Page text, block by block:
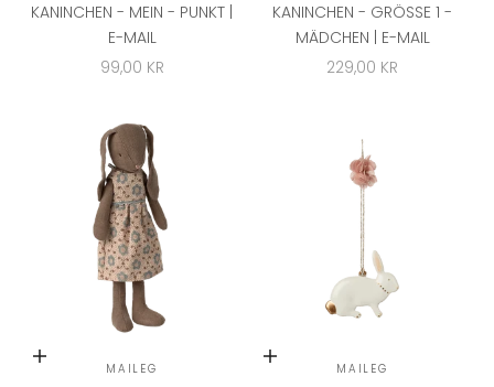
KANINCHEN - MEIN - PUNKT |
E-MAIL
ANGEBOT
99,00 KR
KANINCHEN - GRÖSSE 1 - M
ÄDCHEN | E-MAIL
ANGEBOT
229,00 KR
In den Warenkorb
MAILEG In den Warenkorb
MAILEG